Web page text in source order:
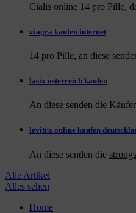
Cialis online 14 pro Pille,
viagra kaufen internet
14 pro Pille, an diese
lasix osterreich kaufen
An diese senden die
levitra online kaufen
An diese senden die
Alle Artikel
Alles sehen
Home